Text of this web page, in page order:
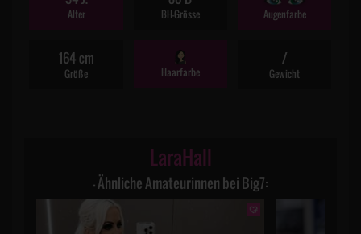
Alter BH-Grösse Augenfarbe
164 cm
Größe Haarfarbe
/
Gewicht
LaraHall
– Ähnliche Amateurinnen bei Big7: